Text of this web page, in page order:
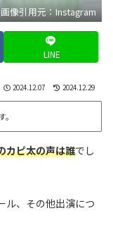
画像引用元：Instagram
LINE
2024.12.07 2024.12.29
カピ太の声は誰でし
ル、その他出演につ